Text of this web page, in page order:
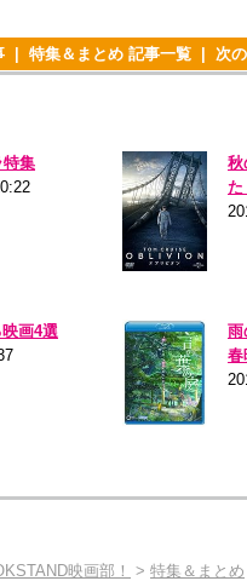
特集＆まとめ 記事一覧 次
特集
秋
た
画4選
雨
春
映画部！ > 特集＆まとめ